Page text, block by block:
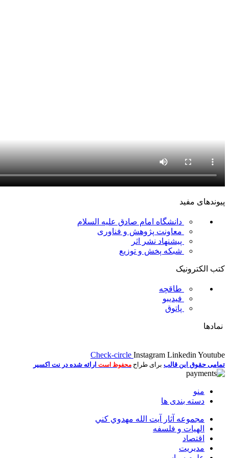
پیوندهای مفید
دانشگاه امام صادق علیه السلام
معاونت پژوهش و فناوری
پیشنهاد نشر اثر
شبکه پخش و توزیع
کتب الکترونیک
طاقچه
فیدیبو
پاتوق
نمادها
Check-circle Instagram Linkedin Youtube
تمامی حقوق این قالب برای طراح محفوظ است ارائه شده در نت اکسیر
منو
دسته بندی ها
مجموعه آثار آيت الله مهدوي كني
الهیات و فلسفه
اقتصاد
مديريت